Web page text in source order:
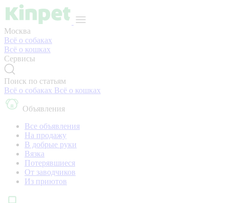
Москва
Всё о собаках
Всё о кошках
Сервисы
Поиск по статьям
Всё о собаках Всё о кошках
Объявления
Все объявления
На продажу
В добрые руки
Вязка
Потерявшиеся
От заводчиков
Из приютов